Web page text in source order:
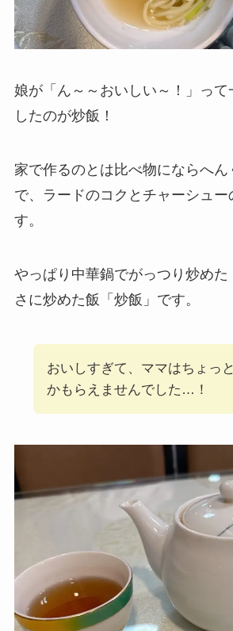
娘が「ん～～おいしい～！」って
したのが炒飯！
家で作るのとは比べ物にならへん
で、ラードのコクとチャーシュ
す。
やっぱり中華鍋でがっつり炒めた
さに炒めた飯「炒飯」です。
おいしすぎて、ママはちょっ
かもらえませんでした…！